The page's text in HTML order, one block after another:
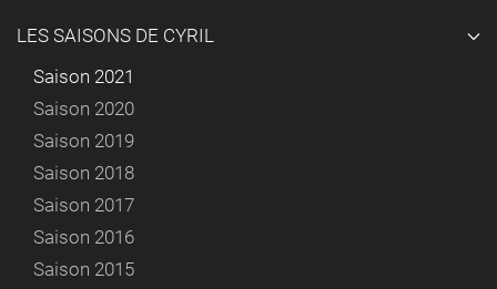
LES SAISONS DE CYRIL
Saison 2021
Saison 2020
Saison 2019
Saison 2018
Saison 2017
Saison 2016
Saison 2015